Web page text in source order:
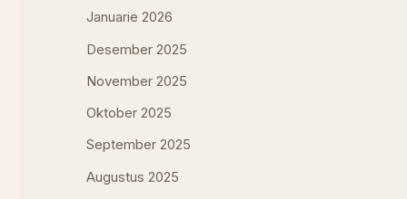
Januarie 2026
Desember 2025
November 2025
Oktober 2025
September 2025
Augustus 2025